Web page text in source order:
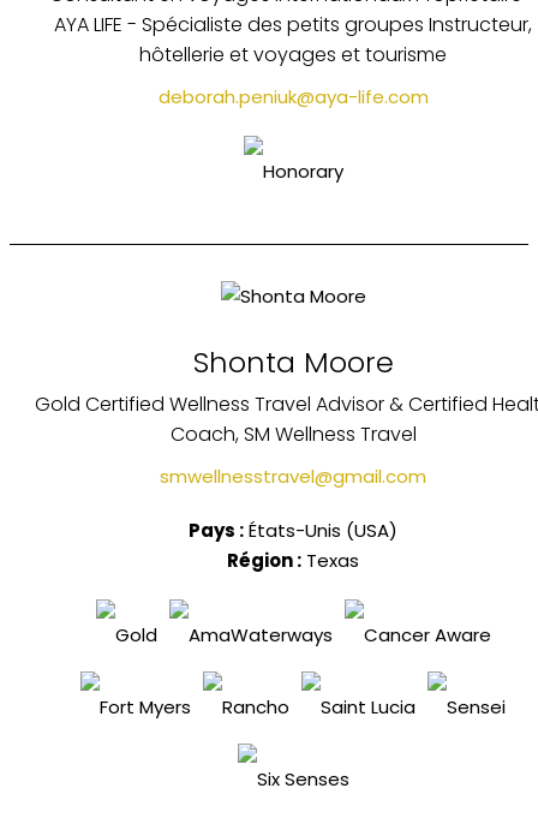
AYA LIFE - Spécialiste des petits groupes Instructeur,
hôtellerie et voyages et tourisme
deborah.peniuk@aya-life.com
Shonta Moore
Gold Certified Wellness Travel Advisor & Certified
Coach, SM Wellness Travel
smwellnesstravel@gmail.com
Pays :États-Unis (USA)
Région : Texas